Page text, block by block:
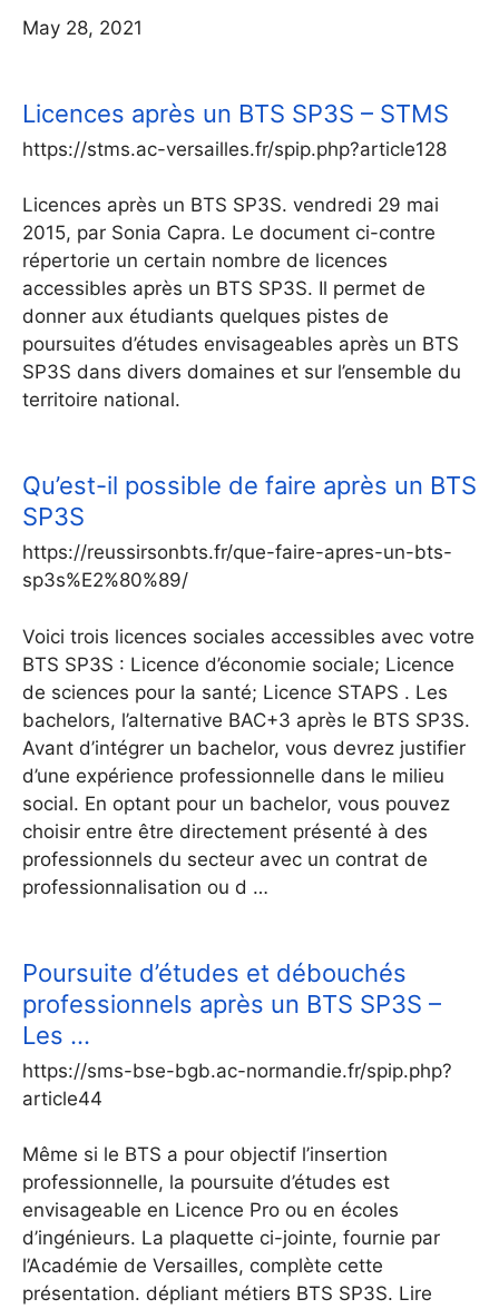
May 28, 2021
Licences après un BTS SP3S – STMS
https://stms.ac-versailles.fr/spip.php?article128
Licences après un BTS SP3S. vendredi 29 mai
2015, par Sonia Capra. Le document ci-contre
répertorie un certain nombre de licences
accessibles après un BTS SP3S. Il permet de
donner aux étudiants quelques pistes de
poursuites d’études envisageables après un BTS
SP3S dans divers domaines et sur l’ensemble du
territoire national.
Qu’est-il possible de faire après un BTS
SP3S
https://reussirsonbts.fr/que-faire-apres-un-bts-
sp3s%E2%80%89/
Voici trois licences sociales accessibles avec votre
BTS SP3S : Licence d’économie sociale; Licence
de sciences pour la santé; Licence STAPS . Les
bachelors, l’alternative BAC+3 après le BTS SP3S.
Avant d’intégrer un bachelor, vous devrez justifier
d’une expérience professionnelle dans le milieu
social. En optant pour un bachelor, vous pouvez
choisir entre être directement présenté à des
professionnels du secteur avec un contrat de
professionnalisation ou d …
Poursuite d’études et débouchés
professionnels après un BTS SP3S –
Les …
https://sms-bse-bgb.ac-normandie.fr/spip.php?
article44
Même si le BTS a pour objectif l’insertion
professionnelle, la poursuite d’études est
envisageable en Licence Pro ou en écoles
d’ingénieurs. La plaquette ci-jointe, fournie par
l’Académie de Versailles, complète cette
présentation. dépliant métiers BTS SP3S. Lire